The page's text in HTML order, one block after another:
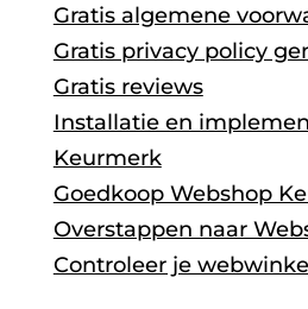
Gratis algemene
Gratis privacy policy
Gratis reviews
Installatie en
Keurmerk
Goedkoop Webshop
Overstappen naar
Controleer je